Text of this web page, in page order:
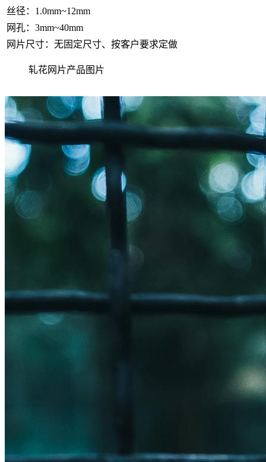
丝径：1.0mm~12mm
网孔：3mm~40mm
网片尺寸：无固定尺寸、按客户要求定做
轧花网片产品图片